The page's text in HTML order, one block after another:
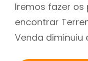
Iremos fazer
encontrar
Venda diminuiu